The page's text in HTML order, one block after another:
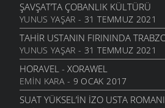
ŞAVŞAT’TA ÇOBANLIK KÜLTÜRÜ
YUNUS YAŞAR - 31 TEMMUZ 2021
TAHIR USTANIN FIRININDA
YUNUS YAŞAR - 31 TEMMUZ 2021
HORAVEL - XORAWEL
EMIN KARA- 9 OCAK 2017
SUAT YÜKSEL’IN İZO USTA ROMANI